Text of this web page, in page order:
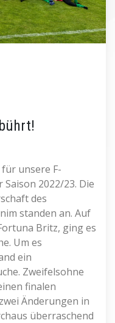
unsere F-
2022/23. Die
des
standen an. Auf
Britz, ging es
Um es
ein
Zweifelsohne
finalen
Änderungen in
überraschend